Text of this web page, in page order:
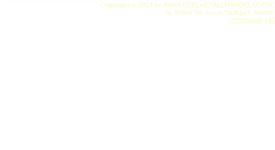
Copyright © 2012 by ANKA
So finden Sie uns in Stuttgart:
Impressum|